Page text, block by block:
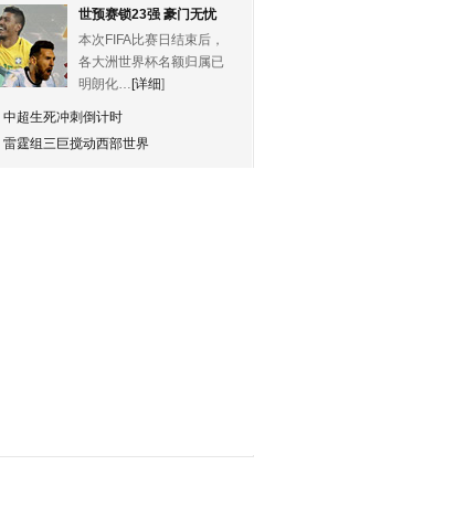
世预赛锁23强 豪门无忧
本次FIFA比赛日结束后，
各大洲世界杯名额归属已
明朗化… [详细]
中超生死冲刺倒计时
雷霆组三巨搅动西部世界